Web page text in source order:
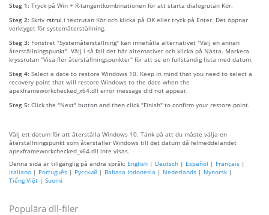
Steg 1: Tryck på Win + R-tangentkombinationen för att starta dialogrutan Kör.
Steg 2: Skriv rstrui i textrutan Kör och klicka på OK eller tryck på Enter. Det öppnar
verktyget för systemåterställning.
Steg 3: Fönstret "Systemåterställning" kan innehålla alternativet "Välj en annan
återställningspunkt". Välj i så fall det här alternativet och klicka på Nästa. Markera
kryssrutan "Visa fler återställningspunkter" för att se en fullständig lista med datum.
Steg 4: Select a date to restore Windows 10. Keep in mind that you need to select a
recovery point that will restore Windows to the date when the
apexframeworkchecked_x64.dll error message did not appear.
Steg 5: Click the "Next" button and then click "Finish" to confirm your restore point.
Välj ett datum för att återställa Windows 10. Tänk på att du måste välja en
återställningspunkt som återställer Windows till det datum då felmeddelandet
apexframeworkchecked_x64.dll inte visas.
Denna sida är tillgänglig på andra språk: English | Deutsch | Español | Français |
Italiano | Português | Русский | Bahasa Indonesia | Nederlands | Nynorsk |
Tiếng Việt | Suomi
Populära dll-filer